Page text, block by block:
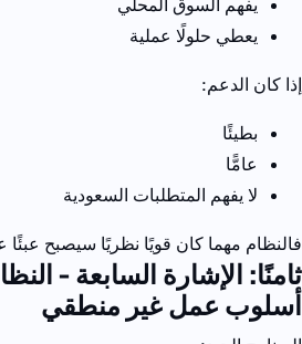
يفهم السوق المحلي
يعطي حلولًا عملية
إذا كان الدعم:
بطيئًا
عامًّا
لا يفهم المتطلبات السعودية
فالنظام مهما كان قويًا نظريًا سيصبح عبئًا
ثامنًا: الإشارة السابعة -
أسلوب عمل غير منطقي